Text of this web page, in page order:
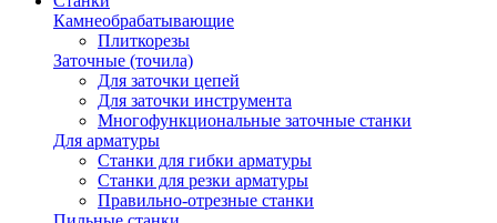
Камнеобрабатывающие
Плиткорезы
Заточные (точила)
Для заточки цепей
Для заточки инструмента
Многофункциональные заточные станки
Для арматуры
Станки для гибки арматуры
Станки для резки арматуры
Правильно-отрезные станки